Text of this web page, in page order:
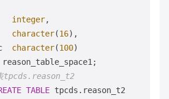
integer,
character(16),
character(100)
tpcds.reason_t2
TABLE tpcds.reason_t2